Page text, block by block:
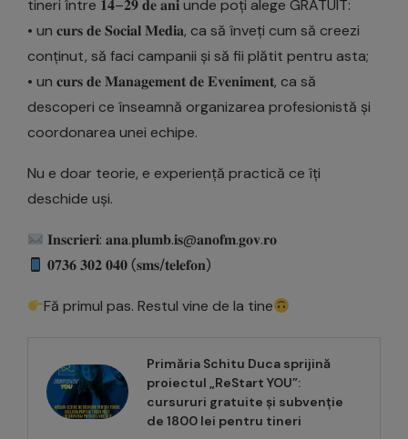
tineri între 𝟏𝟒–𝟐𝟗 𝐝𝐞 𝐚𝐧𝐢 unde poți alege GRATUIT:
• un 𝐜𝐮𝐫𝐬 𝐝𝐞 𝐒𝐨𝐜𝐢𝐚𝐥 𝐌𝐞𝐝𝐢𝐚, ca să înveți cum să creezi
conținut, să faci campanii și să fii plătit pentru asta;
• un 𝐜𝐮𝐫𝐬 𝐝𝐞 𝐌𝐚𝐧𝐚𝐠𝐞𝐦𝐞𝐧𝐭 𝐝𝐞 𝐄𝐯𝐞𝐧𝐢𝐦𝐞𝐧𝐭, ca să
descoperi ce înseamnă organizarea profesionistă și
coordonarea unei echipe.
Nu e doar teorie, e experiență practică ce îți
deschide uși.
𝐈𝐧𝐬𝐜𝐫𝐢𝐞𝐫𝐢: 𝐚𝐧𝐚.𝐩𝐥𝐮𝐦𝐛.𝐢𝐬@𝐚𝐧𝐨𝐟𝐦.𝐠𝐨𝐯.𝐫𝐨
𝟎𝟕𝟑𝟔 𝟑𝟎𝟐 𝟎𝟒𝟎 (𝐬𝐦𝐬/𝐭𝐞𝐥𝐞𝐟𝐨𝐧)
Fă primul pas. Restul vine de la tine
Primăria Schitu Duca sprijină
proiectul „ReStart YOU”:
cursururi gratuite și subvenție
de 1800 lei pentru tineri